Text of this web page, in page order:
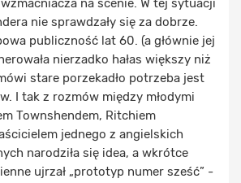
na scenie. W tej sytuacji
nie sprawdzały się za dobrze.
publiczność lat 60. (a głównie jej
nierzadko hałas większy niż
stare porzekadło potrzeba jest
I tak z rozmów między młodymi
Townshendem, Ritchiem
jednego z angielskich
narodziła się idea, a wkrótce
ujrzał „prototyp numer sześć” -